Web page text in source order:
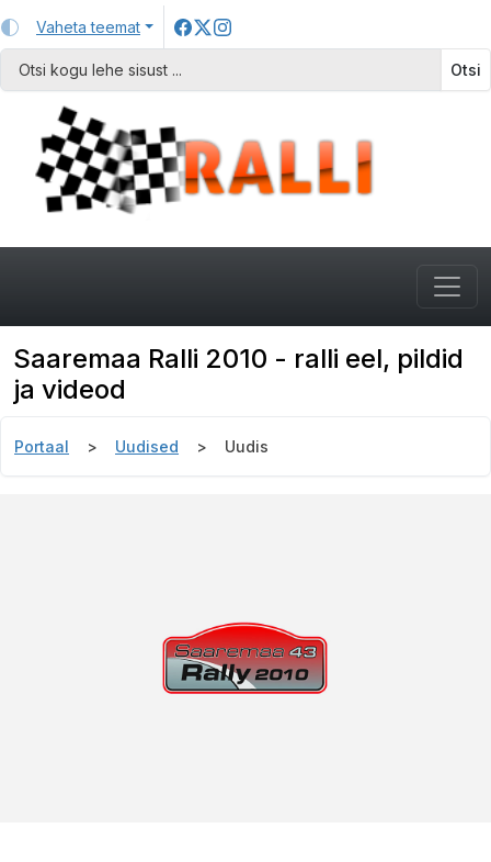
Vaheta teemat
Otsi
Saaremaa Ralli 2010 - ralli eel, pildid
ja videod
Portaal Uudised Uudis